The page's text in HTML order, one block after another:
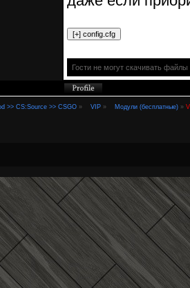
Гости не могут скачивать файлы
>> CS:Source >> CSGO » VIP » Модули (бесплатные) »